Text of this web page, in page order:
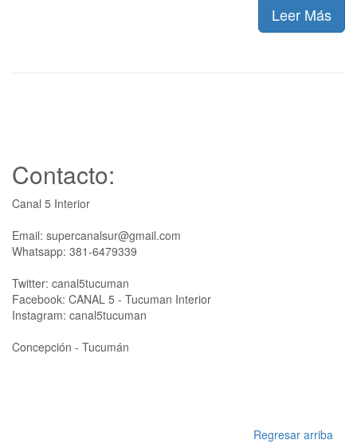
Leer Más
Contacto:
Canal 5 Interior
Email: supercanalsur@gmail.com
Whatsapp: 381-6479339
Twitter: canal5tucuman
Facebook: CANAL 5 - Tucuman Interior
Instagram: canal5tucuman
Concepción - Tucumán
Regresar arriba